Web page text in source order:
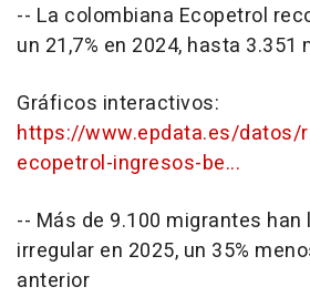
-- La colombiana Ecopetrol
un 21,7% en 2024, hasta
Gráficos interactivos:
https://www.epdata.es/datos/
ecopetrol-ingresos-be...
-- Más de 9.100 migrantes
irregular en 2025, un 35%
anterior